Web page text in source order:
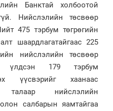
Банктай холбоотой
Нийслэлийн төсвөөр
475 тэрбум төгрөгийн
шаардлагатайгаас 225
нийслэлийн төсвөөр
үлдсэн 179 тэрбум
үүсвэрийг хаанаас
талаар нийслэлийн
салбарын яамтайгаа